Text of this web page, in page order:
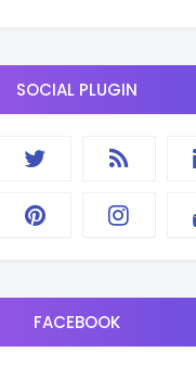
SOCIAL PLUGIN
FACEBOOK